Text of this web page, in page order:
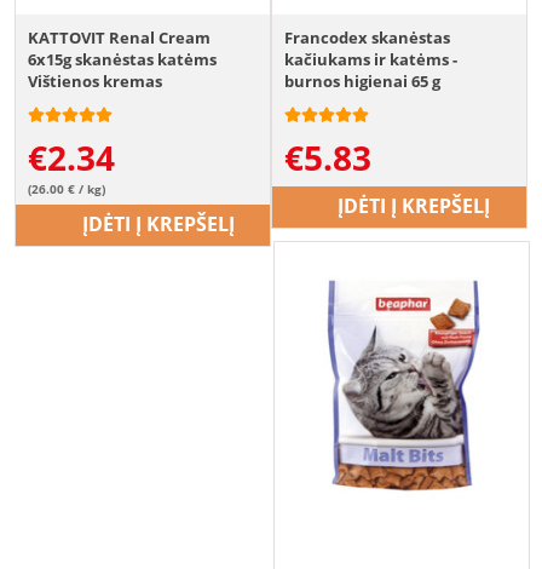
KATTOVIT Renal Cream
6x15g skanėstas katėms
Vištienos kremas
€2.34
(26.00 € / kg)
ĮDĖTI Į KREPŠELĮ
Francodex skanėstas
kačiukams ir katėms -
burnos higienai 65 g
€5.83
ĮDĖTI Į KREPŠELĮ